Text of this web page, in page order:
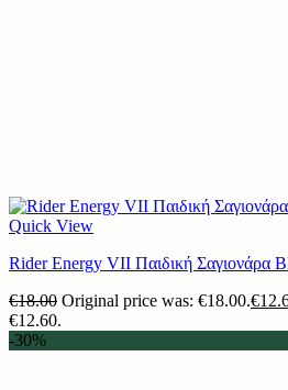
Quick View
Rider Energy VII Παιδική Σαγιονάρα
€18.00 Original price was: €18.00.€
€12.60.
-30%